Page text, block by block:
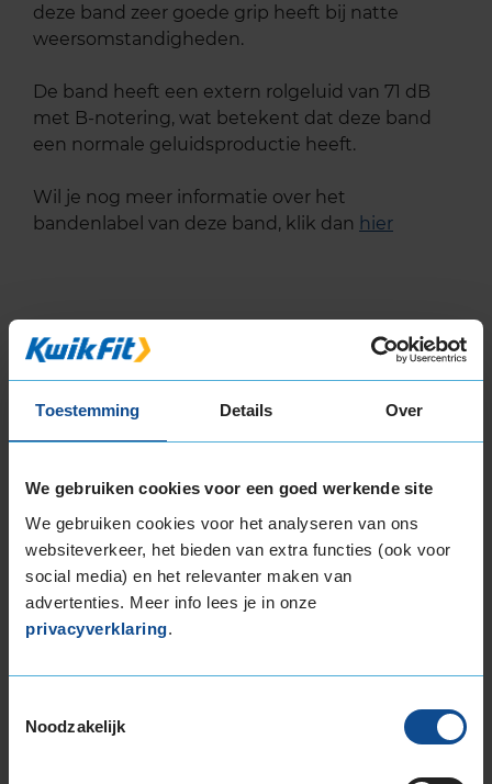
Toestemming Details Over
We gebruiken cookies voor een goed werkende site
We gebruiken cookies voor het analyseren van ons
websiteverkeer, het bieden van extra functies (ook voor
social media) en het relevanter maken van
advertenties. Meer info lees je in onze
privacyverklaring.
Noodzakelijk
deze band zeer goede grip heeft bij natte
weersomstandigheden.
De band heeft een extern rolgeluid van 71 dB
met B-notering, wat betekent dat deze band
een normale geluidsproductie heeft.
Wil je nog meer informatie over het
bandenlabel van deze band, klik dan hier
Bandenmontagepakketten
bandenmaat omvang (inch)
Montage Veilig & Zeker
Per band € 40,-